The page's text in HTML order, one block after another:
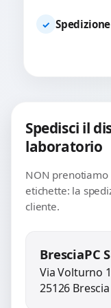
✓
Spedisci il
laboratorio
NON
etichette: la
cliente.
BresciaPC
Via Volturno
25126 Brescia